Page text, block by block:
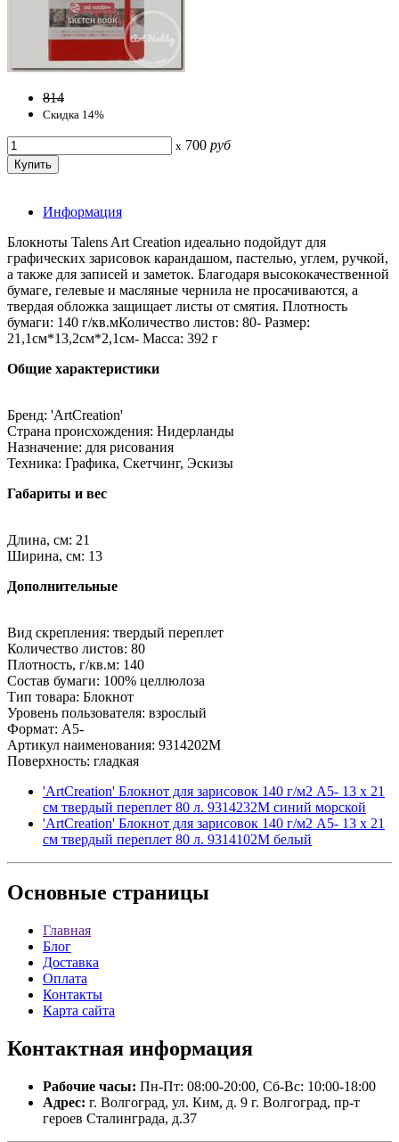
814
Скидка 14%
x 700 руб
Информация
Блокноты Talens Art Creation идеально подойдут для
графических зарисовок карандашом, пастелью, углем, ручкой,
а также для записей и заметок. Благодаря высококачественной
бумаге, гелевые и масляные чернила не просачиваются, а
твердая обложка защищает листы от смятия. Плотность
бумаги: 140 г/кв.мКоличество листов: 80- Размер:
21,1см*13,2см*2,1см- Масса: 392 г
Общие характеристики
Бренд: 'ArtCreation'
Страна происхождения: Нидерланды
Назначение: для рисования
Техника: Графика, Скетчинг, Эскизы
Габариты и вес
Длина, см: 21
Ширина, см: 13
Дополнительные
Вид скрепления: твердый переплет
Количество листов: 80
Плотность, г/кв.м: 140
Состав бумаги: 100% целлюлоза
Тип товара: Блокнот
Уровень пользователя: взрослый
Формат: A5-
Артикул наименования: 9314202M
Поверхность: гладкая
'ArtCreation' Блокнот для зарисовок 140 г/м2 A5- 13 х 21
см твердый переплет 80 л. 9314232M синий морской
'ArtCreation' Блокнот для зарисовок 140 г/м2 A5- 13 х 21
см твердый переплет 80 л. 9314102M белый
Основные страницы
Главная
Блог
Доставка
Оплата
Контакты
Карта сайта
Контактная информация
Рабочие часы: Пн-Пт: 08:00-20:00, Сб-Вс: 10:00-18:00
Адрес: г. Волгоград, ул. Ким, д. 9 г. Волгоград, пр-т
героев Сталинграда, д.37